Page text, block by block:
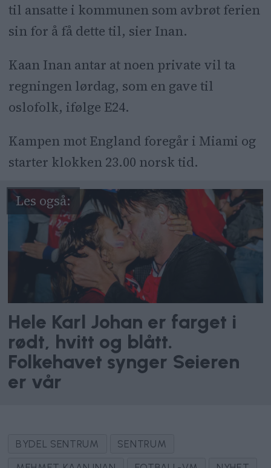
til ansatte i kommunen som avbrøt ferien
sin for å få dette til, sier Inan.
Kaan Inan antar at noen private vil ta
regningen lørdag, som en gave til
oslofolk, ifølge E24.
Kampen mot England foregår i Miami og
starter klokken 23.00 norsk tid.
Hele Karl Johan er farget i
rødt, hvitt og blått.
Folkehavet synger Seieren
er vår
BYDEL SENTRUM
SENTRUM